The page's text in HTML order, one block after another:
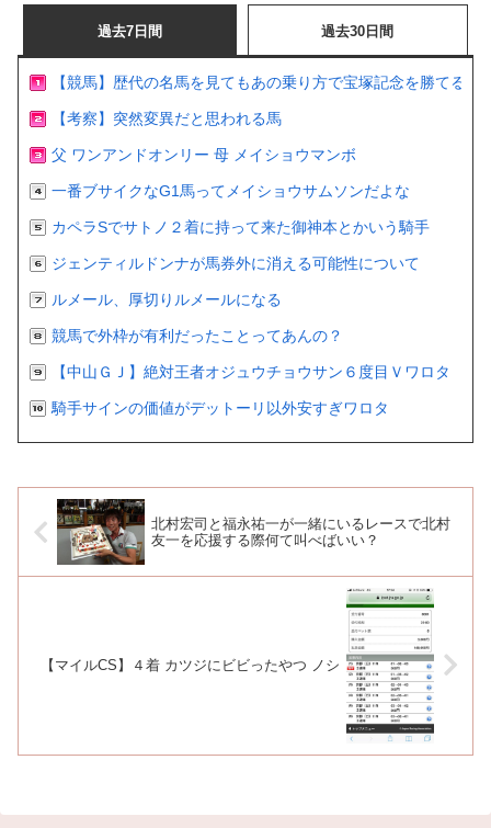
過去7日間 過去30日間
【競馬】歴代の名馬を見てもあの乗り方で宝塚記念を勝てる
【考察】突然変異だと思われる馬
父 ワンアンドオンリー 母 メイショウマンボ
一番ブサイクなG1馬ってメイショウサムソンだよな
カペラSでサトノ２着に持って来た御神本とかいう騎手
ジェンティルドンナが馬券外に消える可能性について
ルメール、厚切りルメールになる
競馬で外枠が有利だったことってあんの？
【中山ＧＪ】絶対王者オジュウチョウサン６度目Ｖワロタ
騎手サインの価値がデットーリ以外安すぎワロタ
北村宏司と福永祐一が一緒にいるレースで北村
友一を応援する際何て叫べばいい？
【マイルCS】４着 カツジにビビったやつ ノシ